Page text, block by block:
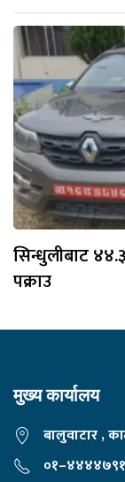
सिन्धुलीबाट
पक्राउ
मुख्य कार्यालय
बालुवाटार ,
०१–४४४४७९१